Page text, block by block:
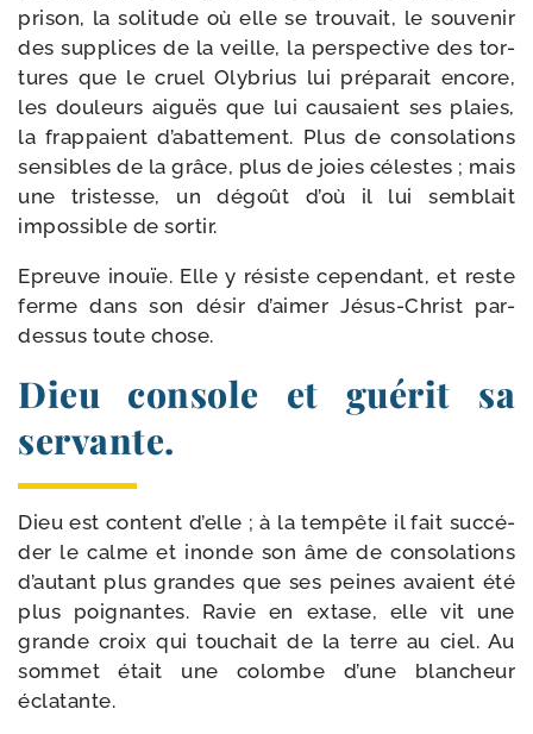
pri­son, la soli­tude où elle se trou­vait, le sou­ve­nir
des sup­plices de la veille, la pers­pec­tive des tor­
tures que le cruel Olybrius lui pré­pa­rait encore,
les dou­leurs aiguës que lui cau­saient ses plaies,
la frap­paient d’abattement. Plus de conso­la­tions
sen­sibles de la grâce, plus de joies célestes ; mais
une tris­tesse, un dégoût d’où il lui sem­blait
impos­sible de sortir.
Epreuve inouïe. Elle y résiste cepen­dant, et reste
ferme dans son désir d’aimer Jésus-​Christ par-​
dessus toute chose.
Dieu console et guérit sa
servante.
Dieu est content d’elle ; à la tem­pête il fait suc­cé­
der le calme et inonde son âme de conso­la­tions
d’autant plus grandes que ses peines avaient été
plus poi­gnantes. Ravie en extase, elle vit une
grande croix qui tou­chait de la terre au ciel. Au
som­met était une colombe d’une blan­cheur
éclatante.